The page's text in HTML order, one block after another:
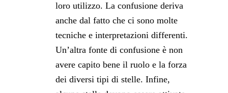
loro utilizzo. La confusione deriva
anche dal fatto che ci sono molte
tecniche e interpretazioni differenti.
Un’altra fonte di confusione è non
avere capito bene il ruolo e la forza
dei diversi tipi di stelle. Infine,